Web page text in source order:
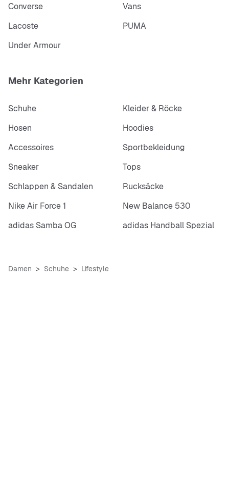
Converse
Vans
Lacoste
PUMA
Under Armour
Mehr Kategorien
Schuhe
Kleider & Röcke
Hosen
Hoodies
Accessoires
Sportbekleidung
Sneaker
Tops
Schlappen & Sandalen
Rucksäcke
Nike Air Force 1
New Balance 530
adidas Samba OG
adidas Handball Spezial
Damen Schuhe Lifestyle